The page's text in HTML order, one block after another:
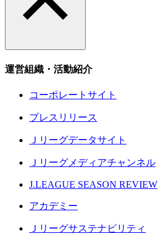
運営組織・活動紹介
コーポレートサイト
プレスリリース
Ｊリーグデータサイト
Ｊリーグメディアチャンネル
J.LEAGUE SEASON REVIEW
アカデミー
Ｊリーグサステナビリティ